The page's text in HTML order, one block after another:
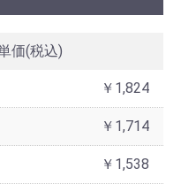
価(税込)
￥1,824
￥1,714
￥1,538